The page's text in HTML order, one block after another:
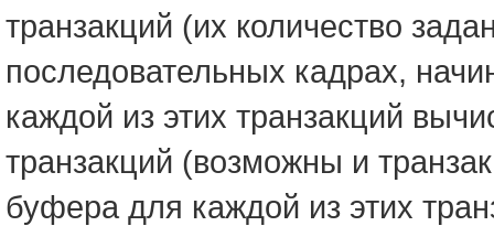
транзакций (их количество
последовательных кадрах,
каждой из этих транзакций
транзакций (возможны и
буфера для каждой из этих